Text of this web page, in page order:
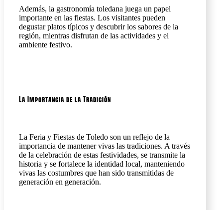
Además, la gastronomía toledana juega un papel
importante en las fiestas. Los visitantes pueden
degustar platos típicos y descubrir los sabores de la
región, mientras disfrutan de las actividades y el
ambiente festivo.
La Importancia de la Tradición
La Feria y Fiestas de Toledo son un reflejo de la
importancia de mantener vivas las tradiciones. A través
de la celebración de estas festividades, se transmite la
historia y se fortalece la identidad local, manteniendo
vivas las costumbres que han sido transmitidas de
generación en generación.